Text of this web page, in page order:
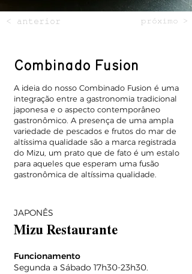
< anterior próximo >
Combinado Fusion
A ideia do nosso Combinado Fusion é uma
integração entre a gastronomia tradicional
japonesa e o aspecto contemporâneo
gastronômico. A presença de uma ampla
variedade de pescados e frutos do mar de
altíssima qualidade são a marca registrada
do Mizu, um prato que de fato é um estalo
para aqueles que esperam uma fusão
gastronômica de altíssima qualidade.
JAPONÊS
Mizu Restaurante
Funcionamento
Segunda a Sábado 17h30-23h30.